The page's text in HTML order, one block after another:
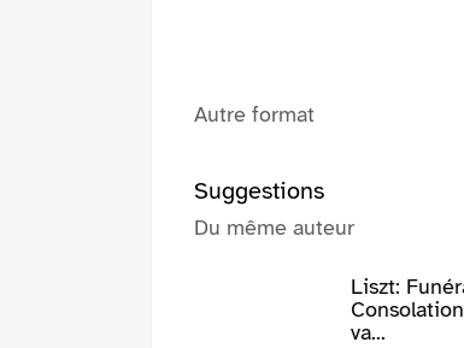
Autre format
Suggestions
Du même auteur
Liszt:
va...